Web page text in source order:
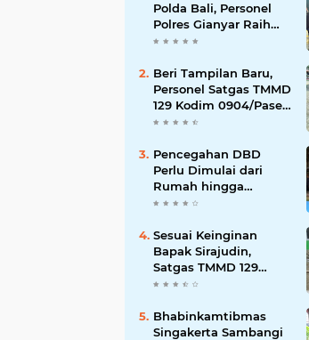
Polda Bali, Personel
Polres Gianyar Raih
Penghargaan
Beri Tampilan Baru,
Personel Satgas TMMD
129 Kodim 0904/Paser
Cat Atap Rumah
Pencegahan DBD
Perlu Dimulai dari
Rumah hingga
Lingkungan Sekolah
Sesuai Keinginan
Bapak Sirajudin,
Satgas TMMD 129
Ubah Tampilan
Bhabinkamtibmas
Singakerta Sambangi